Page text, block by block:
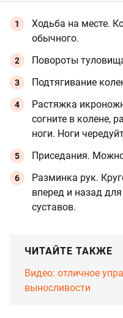
Ходьба на месте.
обычного.
Повороты
Подтягивание
Растяжка
согните в колене,
ноги. Ноги
Приседания.
Разминка рук.
вперед и назад
суставов.
ЧИТАЙТЕ ТАКЖЕ
Видео: отличное
выносливости